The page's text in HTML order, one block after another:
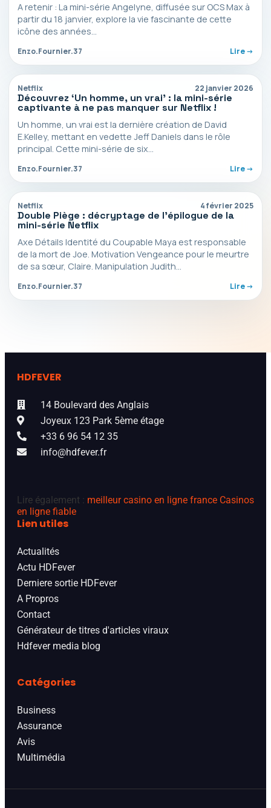
A retenir : La mini-série Angelyne, diffusée sur OCS Max à
partir du 18 janvier, explore la vie fascinante de cette
icône des années…
Enzo.Fournier.37 Lire ->
Netflix 22 janvier 2026
Découvrez ‘Un homme, un vrai’ : la mini-série
captivante à ne pas manquer sur Netflix !
Un homme, un vrai est la dernière création de David
E.Kelley, mettant en vedette Jeff Daniels dans le rôle
principal. Cette mini-série de six…
Enzo.Fournier.37 Lire ->
Netflix 4 février 2025
Double Piège : décryptage de l’épilogue de la
mini-série Netflix
Axe Détails Identité du Coupable Maya est responsable
de la mort de Joe. Motivation Vengeance pour le meurtre
de sa sœur, Claire. Manipulation Judith…
Enzo.Fournier.37 Lire ->
HDFEVER
14 Boulevard des Anglais
Joyeux 123 Park 5ème étage
+33 6 96 54 12 35
info@hdfever.fr
Lire également : meilleur casino en ligne france Casinos
en ligne fiable
Lien utiles
Actualités
Actu HDFever
Derniere sortie HDFever
A Propros
Contact
Générateur de titres d'articles viraux
Hdfever media blog
Catégories
Business
Assurance
Avis
Multimédia